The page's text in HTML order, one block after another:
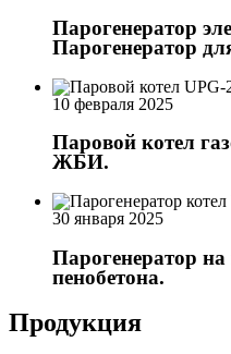
Парогенератор
Парогенератор
10 февраля 2025
Паровой котел
ЖБИ.
30 января 2025
Парогенератор на
пенобетона.
Продукция